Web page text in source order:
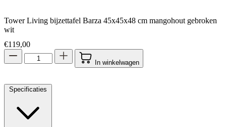
Tower Living bijzettafel Barza 45x45x48 cm mangohout gebroken
wit
€119,00
In winkelwagen
Specificaties